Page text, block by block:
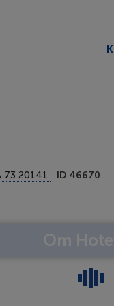
73 20141 ID 46670